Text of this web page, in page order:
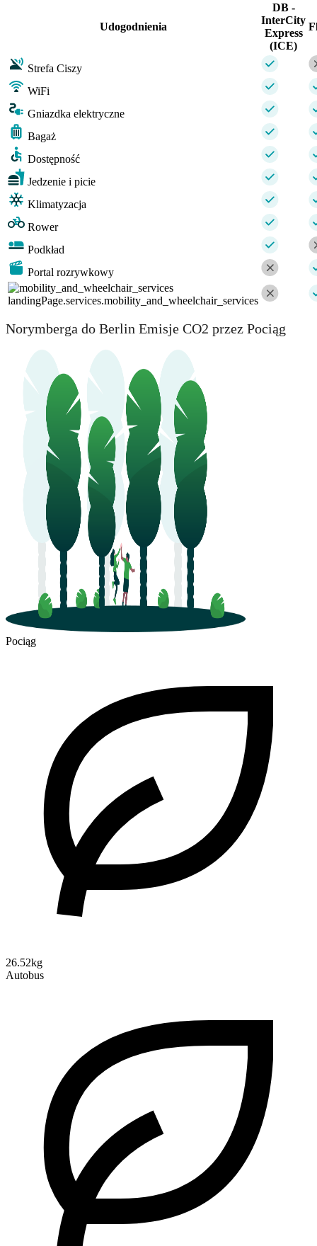
Udogodnienia
DB -
InterCity
Express
(ICE)
Strefa Ciszy
WiFi
Gniazdka elektryczne
Bagaż
Dostępność
Jedzenie i picie
Klimatyzacja
Rower
Podkład
Portal rozrywkowy
landingPage.services.mobility_and_wheelchair_services
Norymberga do Berlin Emisje CO2 przez Pociąg
Pociąg
26.52kg
Autobus